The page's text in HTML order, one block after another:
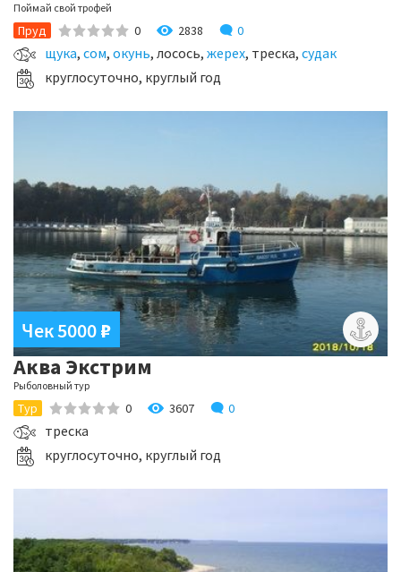
Поймай свой трофей
Пруд 0 2838 0
щука, сом, окунь, лосось, жерех, треска, судак
круглосуточно, круглый год
Чек 5000₽
Аква Экстрим
Рыболовный тур
Тур 0 3607 0
треска
круглосуточно, круглый год